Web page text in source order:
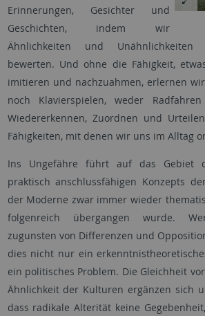
Erinnerungen, Gesichter und
Geschichten, indem wir
Ähnlichkeiten und
bewerten. Und ohne die Fähigkeit,
imitieren und nachzuahmen, erlernen
noch Klavierspielen, weder
Wiedererkennen, Zuordnen und
Fähigkeiten, mit denen wir uns im Alltag
Ins Ungefähre führt auf das Gebiet
praktisch anschlussfähigen Konzepts
der Moderne zwar immer wieder
folgenreich übergangen wurde.
zugunsten von Differenzen und
dies nicht nur ein
ein politisches Problem. Die Gleichheit
Ähnlichkeit der Kulturen ergänzen sich
dass radikale Alterität keine